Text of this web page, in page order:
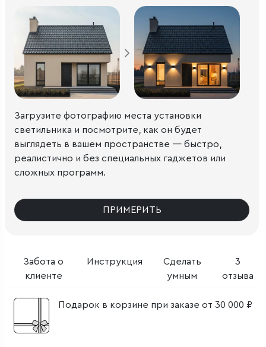
Забота о
клиенте
Инструкция
Сделать
умным
3
отзыва
Подарок в корзине при заказе от 30 000 ₽
Загрузите фотографию места установки
светильника и посмотрите, как он будет
выглядеть в вашем пространстве — быстро,
реалистично и без специальных гаджетов или
сложных программ.
ПРИМЕРИТЬ